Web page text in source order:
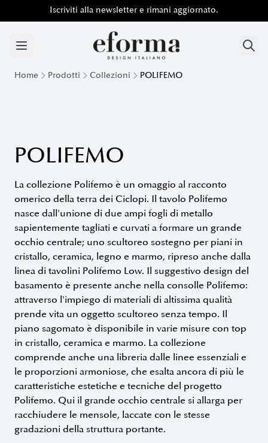
Iscriviti alla newsletter e rimani aggiornato.
Home Prodotti Collezioni POLIFEMO
POLIFEMO
La collezione Polifemo è un omaggio al racconto
omerico della terra dei Ciclopi. Il tavolo Polifemo
nasce dall'unione di due ampi fogli di metallo
sapientemente tagliati e curvati a formare un grande
occhio centrale; uno scultoreo sostegno per piani in
cristallo, ceramica, legno e marmo, ripreso anche dalla
linea di tavolini Polifemo Low. Il suggestivo design del
basamento è presente anche nella consolle Polifemo:
attraverso l'impiego di materiali di altissima qualità
prende vita un oggetto scultoreo senza tempo. Il
piano sagomato è disponibile in varie misure con top
in cristallo, ceramica e marmo. La collezione
comprende anche una libreria dalle linee essenziali e
le proporzioni armoniose, che esalta ancora di più le
caratteristiche estetiche e tecniche del progetto
Polifemo. Qui il grande occhio centrale si allarga per
racchiudere le mensole, laccate con le stesse
gradazioni della struttura portante.